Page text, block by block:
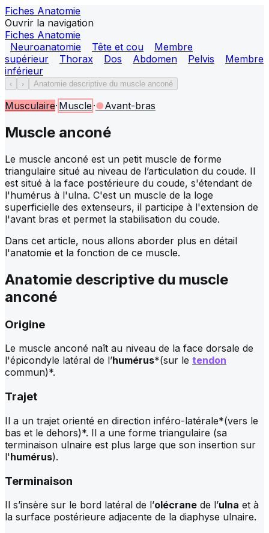
Fiches Anatomie
Ouvrir la navigation
Fiches Anatomie
Neuroanatomie
Tête et cou
Membre
supérieur
Thorax Dos Abdomen Pelvis
Membre
inférieur
‹ › Anatomie descriptive du muscle anconé
Musculaire· Muscle ·●Avant-bras
Muscle anconé
Le muscle anconé est un petit muscle de forme
triangulaire situé au niveau de l’articulation du coude. Il
est situé à la face postérieure du coude, s'étendant de
l'humérus à l'ulna. C'est un muscle de la loge
superficielle des extenseurs, il participe à l'extension de
l'avant bras et permet la stabilisation du coude.
Dans cet article, nous allons aborder plus en détail
l'anatomie et la fonction de ce muscle.
Anatomie descriptive du muscle
anconé
Origine
Le muscle anconé naît au niveau de la face dorsale de
l'épicondyle latéral de l’humérus*(sur le tendon
commun)*.
Trajet
Il a un trajet orienté en direction inféro-latérale*(vers le
bas et le dehors)*. Il a une forme triangulaire (sa
terminaison ulnaire est plus large que son insertion sur
l'humérus).
Terminaison
Il s’insère sur le bord latéral de l’olécrane de l’ulna et à
la surface postérieure adjacente de la diaphyse ulnaire.